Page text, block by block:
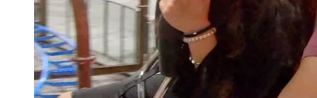
GRUPOS ESCOLARES
EVENTOS PARA GRUPOS
EVENTOS CORPORATIVOS
REVL
PRECIOS